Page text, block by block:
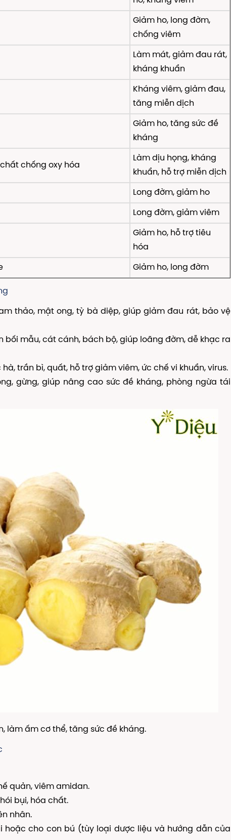
Giảm ho, long đờm,
chống viêm
Làm mát, giảm đau rát,
kháng khuẩn
Kháng viêm, giảm đau,
tăng miễn dịch
Giảm ho, tăng sức đề
kháng
chống oxy hóa
Làm dịu họng, kháng
khuẩn, hỗ trợ miễn dịch
Long đờm, giảm ho
Long đờm, giảm viêm
Giảm ho, hỗ trợ tiêu
hóa
Giảm ho, long đờm
thảo, mật ong, tỳ bà diệp, giúp giảm đau rát, bảo vệ
bối mẫu, cát cánh, bách bộ, giúp loãng đờm, dễ khạc ra
hà, trần bì, quất, hỗ trợ giảm viêm, ức chế vi khuẩn, virus.
gừng, giúp nâng cao sức đề kháng, phòng ngừa tái
làm ấm cơ thể, tăng sức đề kháng.
quản, viêm amidan.
bụi, hóa chất.
nhân.
hoặc cho con bú (tùy loại dược liệu và hướng dẫn của